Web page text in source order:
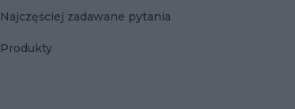
Najczęściej zadawane pytania
Produkty